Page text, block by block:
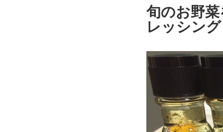
旬のお野
レッシン